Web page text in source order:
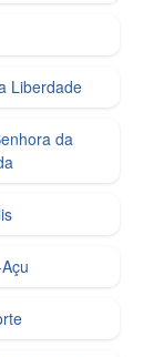
Liberdade
da